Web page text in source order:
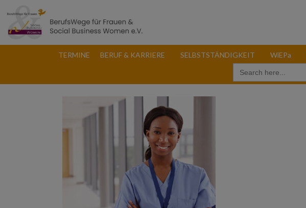
TERMINE BERUF & KARRIERE SELBSTSTÄNDIGKEIT WiEPa
Search
for: